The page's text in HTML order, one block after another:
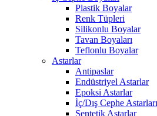
Plastik Boyalar
Renk Tüpleri
Silikonlu Boyalar
Tavan Boyaları
Teflonlu Boyalar
Astarlar
Antipaslar
Endüstriyel Astarlar
Epoksi Astarlar
İç/Dış Cephe Astarları
Sentetik Astarlar